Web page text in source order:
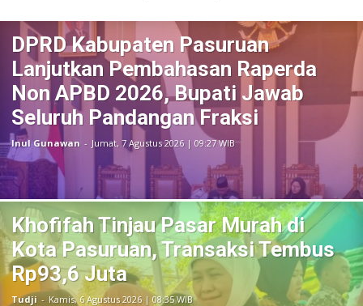
DPRD Kabupaten Pasuruan
Lanjutkan Pembahasan Raperda
Non APBD 2026, Bupati Jawab
Seluruh Pandangan Fraksi
Inul Gunawan - Jumat, 7 Agustus 2026 | 09:27 WIB
Khofifah Tinjau Pasar Murah di
Kota Pasuruan, Transaksi Tembus
Rp93,6 Juta
Tudji - Kamis, 6 Agustus 2026 | 08:35 WIB